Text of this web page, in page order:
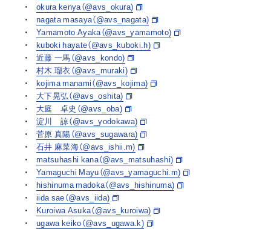
okura kenya（@avs_okura)
nagata masaya（@avs_nagata)
Yamamoto Ayaka（@avs_yamamoto)
kuboki hayate（@avs_kuboki.h)
近藤 一馬（@avs_kondo)
村木 瑠衣（@avs_muraki)
kojima manami（@avs_kojima)
大下晃弘（@avs_oshita)
大庭 卓史（@avs_oba)
淀川 諒（@avs_yodokawa)
菅原 真陽（@avs_sugawara)
石井 麻菜海（@avs_ishii.m)
matsuhashi kana（@avs_matsuhashi)
Yamaguchi Mayu（@avs_yamaguchi.m)
hishinuma madoka（@avs_hishinuma)
iida sae（@avs_iida)
Kuroiwa Asuka（@avs_kuroiwa)
ugawa keiko（@avs_ugawa.k)